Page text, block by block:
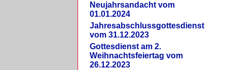
Neujahrsandacht vom
01.01.2024
Jahresabschlussgottesdienst
vom 31.12.2023
Gottesdienst am 2.
Weihnachtsfeiertag vom
26.12.2023